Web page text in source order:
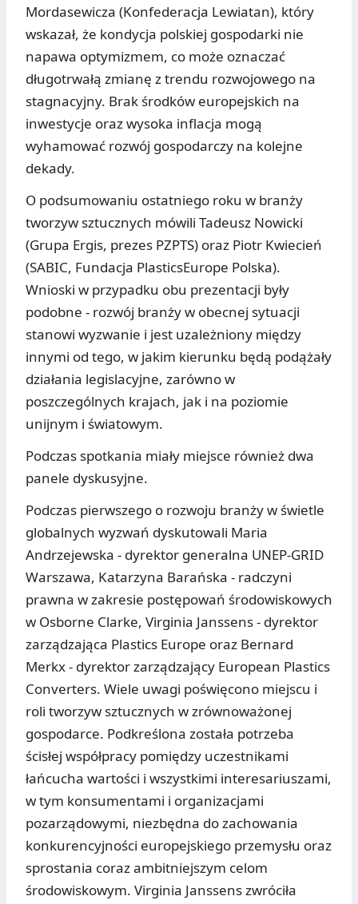
Mordasewicza (Konfederacja Lewiatan), który
wskazał, że kondycja polskiej gospodarki nie
napawa optymizmem, co może oznaczać
długotrwałą zmianę z trendu rozwojowego na
stagnacyjny. Brak środków europejskich na
inwestycje oraz wysoka inflacja mogą
wyhamować rozwój gospodarczy na kolejne
dekady.
O podsumowaniu ostatniego roku w branży
tworzyw sztucznych mówili Tadeusz Nowicki
(Grupa Ergis, prezes PZPTS) oraz Piotr Kwiecień
(SABIC, Fundacja PlasticsEurope Polska).
Wnioski w przypadku obu prezentacji były
podobne - rozwój branży w obecnej sytuacji
stanowi wyzwanie i jest uzależniony między
innymi od tego, w jakim kierunku będą podążały
działania legislacyjne, zarówno w
poszczególnych krajach, jak i na poziomie
unijnym i światowym.
Podczas spotkania miały miejsce również dwa
panele dyskusyjne.
Podczas pierwszego o rozwoju branży w świetle
globalnych wyzwań dyskutowali Maria
Andrzejewska - dyrektor generalna UNEP-GRID
Warszawa, Katarzyna Barańska - radczyni
prawna w zakresie postępowań środowiskowych
w Osborne Clarke, Virginia Janssens - dyrektor
zarządzająca Plastics Europe oraz Bernard
Merkx - dyrektor zarządzający European Plastics
Converters. Wiele uwagi poświęcono miejscu i
roli tworzyw sztucznych w zrównoważonej
gospodarce. Podkreślona została potrzeba
ścisłej współpracy pomiędzy uczestnikami
łańcucha wartości i wszystkimi interesariuszami,
w tym konsumentami i organizacjami
pozarządowymi, niezbędna do zachowania
konkurencyjności europejskiego przemysłu oraz
sprostania coraz ambitniejszym celom
środowiskowym. Virginia Janssens zwróciła